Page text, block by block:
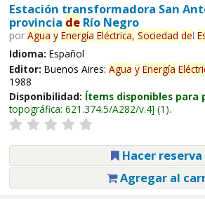
Estación transformadora San
provincia deRío Negro
por Agua y Energía Eléctrica, Sociedad del
Idioma: Español
Editor: Buenos Aires: Agua y Energía
1988
Disponibilidad: Ítems disponibles para
topográfica: 621.374.5/A282/v.4 (1).
Hacer reserva
Agregar al